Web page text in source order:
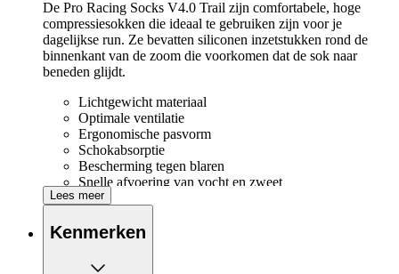
De Pro Racing Socks V4.0 Trail zijn comfortabele, hoge
compressiesokken die ideaal te gebruiken zijn voor je
dagelijkse run. Ze bevatten siliconen inzetstukken rond de
binnenkant van de zoom die voorkomen dat de sok naar
beneden glijdt.
Lichtgewicht materiaal
Optimale ventilatie
Ergonomische pasvorm
Schokabsorptie
Bescherming tegen blaren
Snelle afvoering van vocht en zweet
Lees meer
Kenmerken